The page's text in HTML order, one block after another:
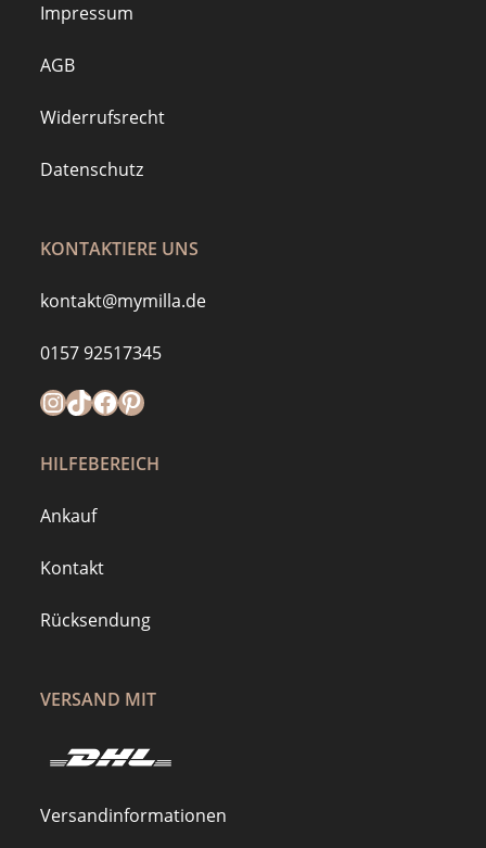
Impressum
AGB
Widerrufsrecht
Datenschutz
KONTAKTIERE UNS
kontakt@mymilla.de
0157 92517345
Instagram
https://www.tiktok.com/@mymilla.de
Facebook
Pinterest
HILFEBEREICH
Ankauf
Kontakt
Rücksendung
VERSAND MIT
Versandinformationen